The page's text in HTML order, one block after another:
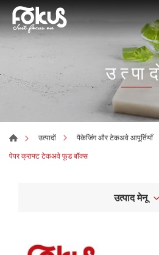
उत्पादों पैकेजिंग और टेकअवे आपूर्तियाँ
पेपर क्राफ्ट टेकअवे फूड बॉक्स
उत्पाद मेनू